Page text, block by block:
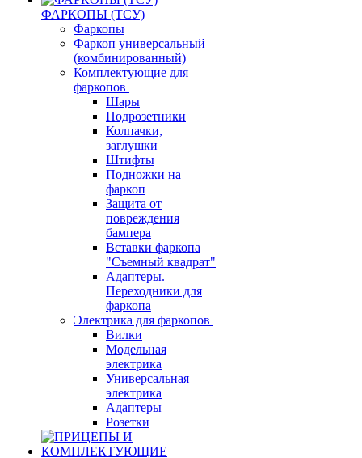
ФАРКОПЫ (ТСУ)
Фаркопы
Фаркоп универсальный
(комбинированный)
Комплектующие для
фаркопов
Шары
Подрозетники
Колпачки,
заглушки
Штифты
Подножки на
фаркоп
Защита от
повреждения
бампера
Вставки фаркопа
"Съемный квадрат"
Адаптеры.
Переходники для
фаркопа
Электрика для фаркопов
Вилки
Модельная
электрика
Универсальная
электрика
Адаптеры
Розетки